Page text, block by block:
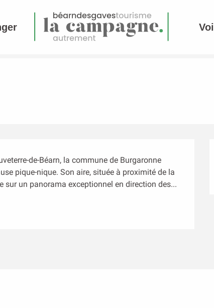
de-Béarn, la commune de Burgaronne
pique-nique. Son aire, située à proximité de la
un panorama exceptionnel en direction des...